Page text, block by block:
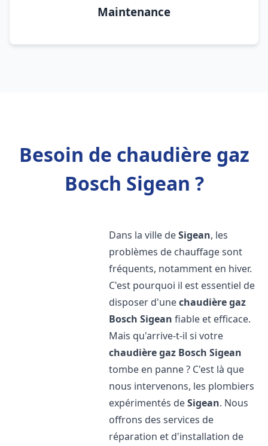
Maintenance
Besoin de chaudière gaz
Bosch Sigean ?
Dans la ville deSigean, les
problèmes de chauffage sont
fréquents, notamment en hiver.
C'est pourquoi il est essentiel de
disposer d'unechaudière gaz
Bosch Sigean fiable et efficace.
Mais qu'arrive-t-il si votre
chaudière gaz Bosch Sigean
tombe en panne ? C'est là que
nous intervenons, les plombiers
expérimentés deSigean. Nous
offrons des services de
réparation et d'installation de